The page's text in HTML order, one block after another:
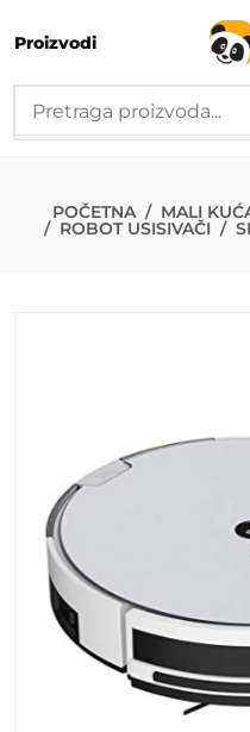
Proizvodi
POČETNA MALI
ROBOT USISIVAČI